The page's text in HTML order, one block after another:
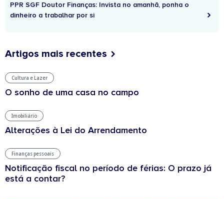
PPR SGF Doutor Finanças: Invista no amanhã, ponha o
dinheiro a trabalhar por si
Artigos mais recentes
Cultura e Lazer
O sonho de uma casa no campo
Imobiliário
Alterações à Lei do Arrendamento
Finanças pessoais
Notificação fiscal no período de férias: O prazo já
está a contar?